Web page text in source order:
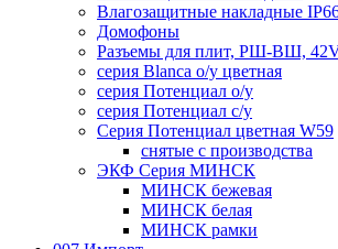
Влагозащитные накладные
Домофоны
Разъемы для плит, РШ-ВШ,
серия Blanca о/у цветная
серия Потенциал о/у
серия Потенциал с/у
Серия Потенциал цветная W59
снятые с производства
ЭКФ Серия МИНСК
МИНСК бежевая
МИНСК белая
МИНСК рамки